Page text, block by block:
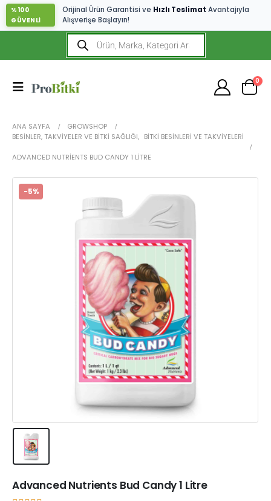
%100
GÜVENLİ
Orijinal Ürün Garantisi ve Hızlı Teslimat Avantajıyla
Alışverişe Başlayın!
0
ANA SAYFA
GROWSHOP
BESINLER, TAKVIYELER VE BITKI SAĞLIĞI, BITKI BESINLERI VE TAKVIYELERI
ADVANCED NUTRIENTS BUD CANDY 1 LITRE
-5%
Advanced Nutrients Bud Candy 1 Litre